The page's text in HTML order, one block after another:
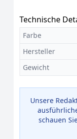
Technische
Farbe
Hersteller
Gewicht
Unsere
schauen